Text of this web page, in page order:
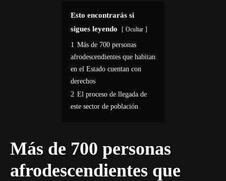
Esto encontrarás si
sigues leyendo
Ocultar
1 Más de 700 personas
afrodescendientes que habitan
en el Estado cuentan con
derechos
2 El proceso de llegada de
este sector de población
Más de 700 personas
afrodescendientes que